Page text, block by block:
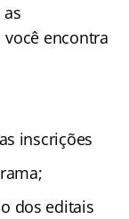
encontra
inscrições
dos editais